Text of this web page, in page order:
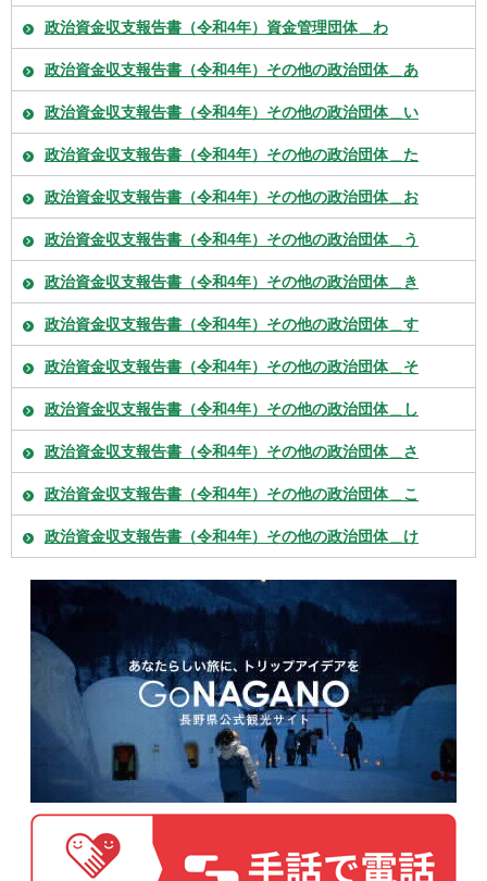
政治資金収支報告書（令和4年）資金管理団体＿わ
政治資金収支報告書（令和4年）その他の政治団体＿あ
政治資金収支報告書（令和4年）その他の政治団体＿い
政治資金収支報告書（令和4年）その他の政治団体＿た
政治資金収支報告書（令和4年）その他の政治団体＿お
政治資金収支報告書（令和4年）その他の政治団体＿う
政治資金収支報告書（令和4年）その他の政治団体＿き
政治資金収支報告書（令和4年）その他の政治団体＿す
政治資金収支報告書（令和4年）その他の政治団体＿そ
政治資金収支報告書（令和4年）その他の政治団体＿し
政治資金収支報告書（令和4年）その他の政治団体＿さ
政治資金収支報告書（令和4年）その他の政治団体＿こ
政治資金収支報告書（令和4年）その他の政治団体＿け